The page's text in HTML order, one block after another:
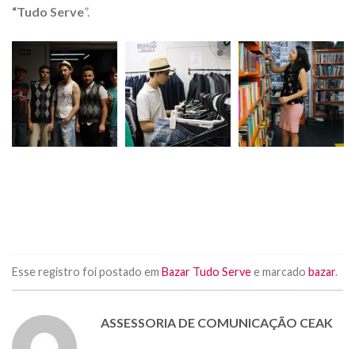
“Tudo Serve”.
Esse registro foi postado em Bazar Tudo Servee marcado bazar.
ASSESSORIA DE COMUNICAÇÃO CEAK